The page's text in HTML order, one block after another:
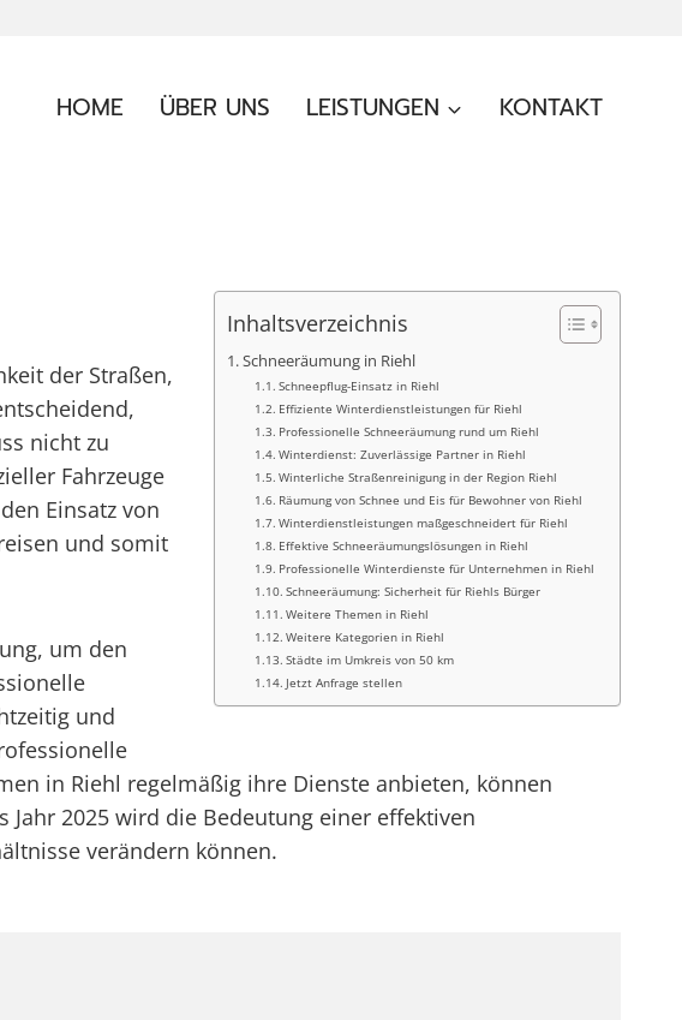
HOME ÜBER UNS LEISTUNGEN KONTAKT
Inhaltsverzeichnis
Schneeräumung in Riehl
Schneepflug-Einsatz in Riehl
Effiziente Winterdienstleistungen für Riehl
Professionelle Schneeräumung rund um Riehl
Winterdienst: Zuverlässige Partner in Riehl
Winterliche Straßenreinigung in der Region Riehl
Räumung von Schnee und Eis für Bewohner von Riehl
Winterdienstleistungen maßgeschneidert für Riehl
Effektive Schneeräumungslösungen in Riehl
Professionelle Winterdienste für Unternehmen in Riehl
Schneeräumung: Sicherheit für Riehls Bürger
Weitere Themen in Riehl
Weitere Kategorien in Riehl
Städte im Umkreis von 50 km
Jetzt Anfrage stellen
der Straßen,
nicht zu
Fahrzeuge
Einsatz von
und somit
um den
und
in Riehl regelmäßig ihre Dienste anbieten, können
2025 wird die Bedeutung einer effektiven
verändern können.